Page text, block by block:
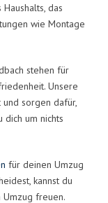
das
wie Montage
stehen für
Unsere
sorgen dafür,
um nichts
für deinen Umzug
kannst du
freuen.